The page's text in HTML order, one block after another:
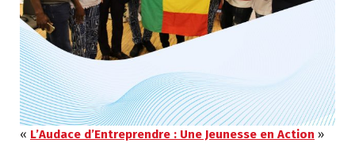
« L’Audace d’Entreprendre : Une Jeunesse en Action »